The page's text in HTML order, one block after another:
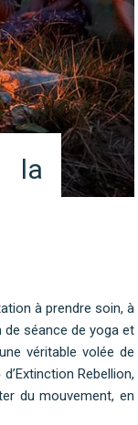
la
à prendre soin, à
de séance de yoga et
véritable volée de
Rebellion,
du mouvement, en